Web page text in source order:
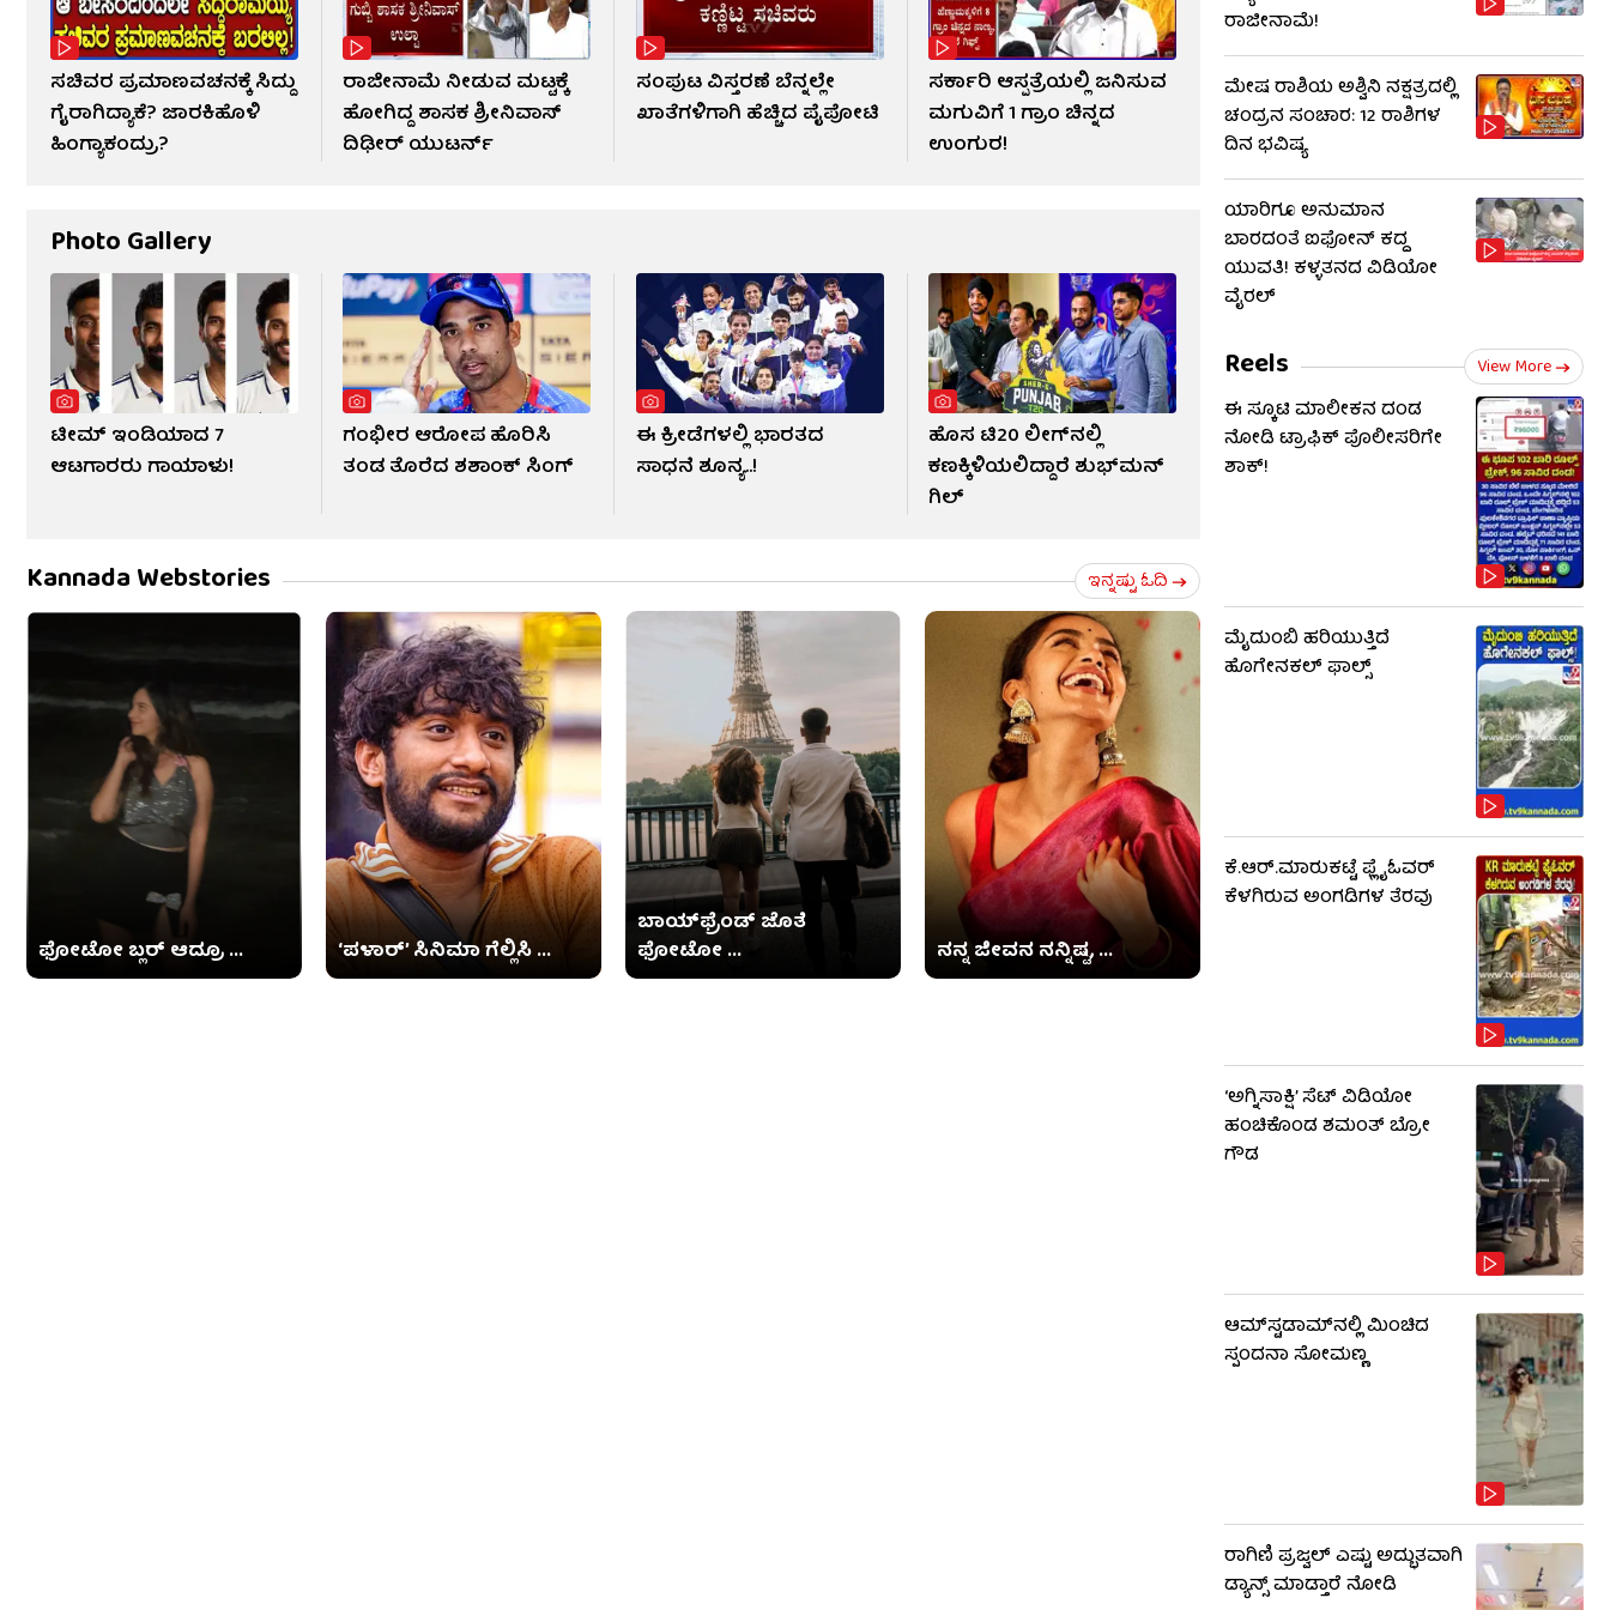
ಸಚಿವರ ಪ್ರಮಾಣವಚನಕ್ಕೆ ಸಿದ್ದು
ಗೈರಾಗಿದ್ಯಾಕೆ? ಜಾರಕಿಹೊಳಿ
ಹಿಂಗ್ಯಾಕಂದ್ರು?
ರಾಜೀನಾಮೆ ನೀಡುವ ಮಟ್ಟಕ್ಕೆ
ಹೋಗಿದ್ದ ಶಾಸಕ ಶ್ರೀನಿವಾಸ್
ದಿಢೀರ್ ಯುಟರ್ನ್
ಸಂಪುಟ ವಿಸ್ತರಣೆ ಬೆನ್ನಲ್ಲೇ
ಖಾತೆಗಳಿಗಾಗಿ ಹೆಚ್ಚಿದ ಪೈಪೋಟಿ
ಸರ್ಕಾರಿ ಆಸ್ಪತ್ರೆಯಲ್ಲಿ ಜನಿಸುವ
ಮಗುವಿಗೆ 1 ಗ್ರಾಂ ಚಿನ್ನದ
ಉಂಗುರ!
Photo Gallery
ಟೀಮ್ ಇಂಡಿಯಾದ 7
ಆಟಗಾರರು ಗಾಯಾಳು!
ಗಂಭೀರ ಆರೋಪ ಹೊರಿಸಿ
ತಂಡ ತೊರೆದ ಶಶಾಂಕ್ ಸಿಂಗ್
ಈ ಕ್ರೀಡೆಗಳಲ್ಲಿ ಭಾರತದ
ಸಾಧನೆ ಶೂನ್ಯ..!
ಹೊಸ ಟಿ20 ಲೀಗ್​ನಲ್ಲಿ
ಕಣಕ್ಕಿಳಿಯಲಿದ್ದಾರೆ ಶುಭ್​ಮನ್
ಗಿಲ್
Kannada Webstories ಇನ್ನಷ್ಟು ಓದಿ
ಫೋಟೋ ಬ್ಲರ್ ಆದ್ರೂ ... ‘ಪಳಾರ್’ ಸಿನಿಮಾ ಗೆಲ್ಲಿಸಿ ...
ಬಾಯ್​​ಫ್ರೆಂಡ್ ಜೊತೆ
ಫೋಟೋ ...
ನನ್ನ ಜೀವನ ನನ್ನಿಷ್ಟ, ...
ರಾಜೀನಾಮೆ!
ಮೇಷ ರಾಶಿಯ ಅಶ್ವಿನಿ ನಕ್ಷತ್ರದಲ್ಲಿ
ಚಂದ್ರನ ಸಂಚಾರ: 12 ರಾಶಿಗಳ
ದಿನ ಭವಿಷ್ಯ
ಯಾರಿಗೂ ಅನುಮಾನ
ಬಾರದಂತೆ ಐಫೋನ್ ಕದ್ದ
ಯುವತಿ! ಕಳ್ಳತನದ ವಿಡಿಯೋ
ವೈರಲ್
Reels View More
ಈ ಸ್ಕೂಟಿ ಮಾಲೀಕನ ದಂಡ
ನೋಡಿ ಟ್ರಾಫಿಕ್ ಪೊಲೀಸರಿಗೇ
ಶಾಕ್!
ಮೈದುಂಬಿ ಹರಿಯುತ್ತಿದೆ
ಹೊಗೇನಕಲ್ ಫಾಲ್ಸ್
ಕೆ.ಆರ್​.ಮಾರುಕಟ್ಟೆ ಫ್ಲೈಓವರ್
ಕೆಳಗಿರುವ ಅಂಗಡಿಗಳ ತೆರವು
‘ಅಗ್ನಿಸಾಕ್ಷಿ’ ಸೆಟ್ ವಿಡಿಯೋ
ಹಂಚಿಕೊಂಡ ಶಮಂತ್ ಬ್ರೋ
ಗೌಡ
ಆಮ್​​ಸ್ಟಡಾಮ್​ನಲ್ಲಿ ಮಿಂಚಿದ
ಸ್ಪಂದನಾ ಸೋಮಣ್ಣ
ರಾಗಿಣಿ ಪ್ರಜ್ವಲ್ ಎಷ್ಟು ಅದ್ಭುತವಾಗಿ
ಡ್ಯಾನ್ಸ್ ಮಾಡ್ತಾರೆ ನೋಡಿ